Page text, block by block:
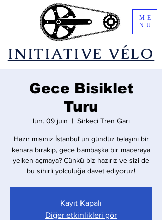
​INITIATIVE VÉLO
ME
NU
Gece Bisiklet
Turu
lun. 09 juin
  |
Sirkeci Tren Garı
Hazır mısınız İstanbul'un gündüz telaşını bir
kenara bırakıp, gece bambaşka bir maceraya
yelken açmaya? Çünkü biz hazırız ve sizi de
bu sihirli yolculuğa davet ediyoruz!
Kayıt Kapalı
Diğer etkinlikleri gör